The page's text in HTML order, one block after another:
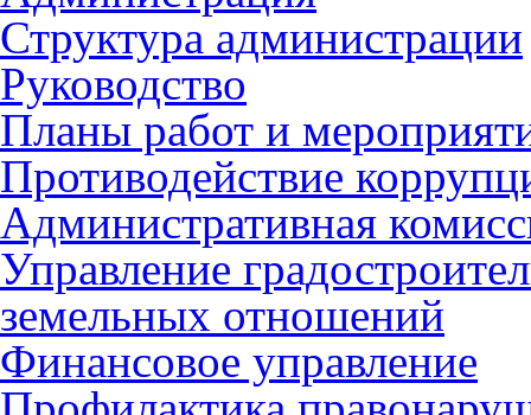
Структура администрации
Руководство
Планы работ и
Противодействие
Административная
Управление
земельных отношений
Финансовое управление